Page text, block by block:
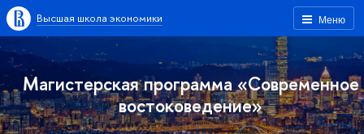
Меню
Высшая школа экономики
Магистерская программа «Современное
востоковедение»